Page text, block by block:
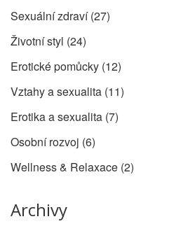
Sexuální zdraví(27)
Životní styl (24)
Erotické pomůcky (12)
Vztahy a sexualita (11)
Erotika a sexualita (7)
Osobní rozvoj (6)
Wellness & Relaxace (2)
Archivy